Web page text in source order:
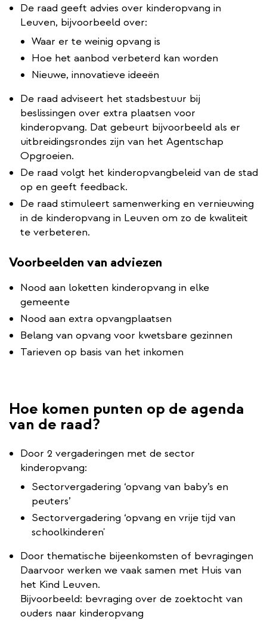
De raad geeft advies over kinderopvang in
Leuven, bijvoorbeeld over:
Waar er te weinig opvang is
Hoe het aanbod verbeterd kan worden
Nieuwe, innovatieve ideeën
De raad adviseert het stadsbestuur bij
beslissingen over extra plaatsen voor
kinderopvang. Dat gebeurt bijvoorbeeld als er
uitbreidingsrondes zijn van het Agentschap
Opgroeien.
De raad volgt het kinderopvangbeleid van de stad
op en geeft feedback.
De raad stimuleert samenwerking en vernieuwing
in de kinderopvang in Leuven om zo de kwaliteit
te verbeteren.
Voorbeelden van adviezen
Nood aan loketten kinderopvang in elke
gemeente
Nood aan extra opvangplaatsen
Belang van opvang voor kwetsbare gezinnen
Tarieven op basis van het inkomen
Hoe komen punten op de agenda
van de raad?
Door 2 vergaderingen met de sector
kinderopvang:
Sectorvergadering ‘opvang van baby’s en
peuters’
Sectorvergadering ‘opvang en vrije tijd van
schoolkinderen'
Door thematische bijeenkomsten of bevragingen
Daarvoor werken we vaak samen met Huis van
het Kind Leuven.
Bijvoorbeeld: bevraging over de zoektocht van
ouders naar kinderopvang